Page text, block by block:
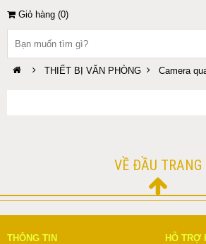
Giỏ hàng (0)
THIẾT BỊ VĂN PHÒNG Camera
VỀ ĐẦU TRANG
THÔNG TIN
HỖ TRỢ